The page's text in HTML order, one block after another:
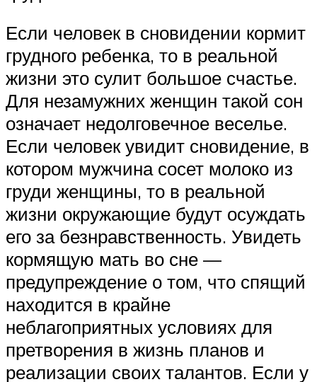
Если человек в сновидении кормит
грудного ребенка, то в реальной
жизни это сулит большое счастье.
Для незамужних женщин такой сон
означает недолговечное веселье.
Если человек увидит сновидение, в
котором мужчина сосет молоко из
груди женщины, то в реальной
жизни окружающие будут осуждать
его за безнравственность. Увидеть
кормящую мать во сне —
предупреждение о том, что спящий
находится в крайне
неблагоприятных условиях для
претворения в жизнь планов и
реализации своих талантов. Если у